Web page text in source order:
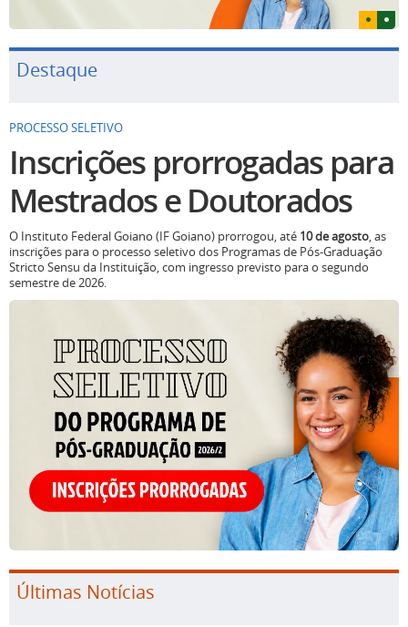
Destaque
Inscrições prorrogadas para
Mestrados e Doutorados
inscrições para o processo seletivo dos Programas de Pós-Graduação
Stricto Sensu da Instituição, com ingresso previsto para o segundo
semestre de 2026.
Últimas Notícias